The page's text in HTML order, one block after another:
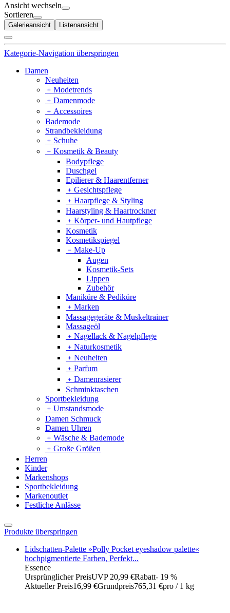
Ansicht wechseln
Sortieren
Galerieansicht Listenansicht
Kategorie-Navigation überspringen
Damen
Neuheiten
﹢ Modetrends
﹢ Damenmode
﹢ Accessoires
Bademode
Strandbekleidung
﹢ Schuhe
﹣ Kosmetik & Beauty
Bodypflege
Duschgel
Epilierer & Haarentferner
﹢ Gesichtspflege
﹢ Haarpflege & Styling
Haarstyling & Haartrockner
﹢ Körper- und Hautpflege
Kosmetik
Kosmetikspiegel
﹣ Make-Up
Augen
Kosmetik-Sets
Lippen
Zubehör
Maniküre & Pediküre
﹢ Marken
Massagegeräte & Muskeltrainer
Massageöl
﹢ Nagellack & Nagelpflege
﹢ Naturkosmetik
﹢ Neuheiten
﹢ Parfum
﹢ Damenrasierer
Schminktaschen
Sportbekleidung
﹢ Umstandsmode
Damen Schmuck
Damen Uhren
﹢ Wäsche & Bademode
﹢ Große Größen
Herren
Kinder
Markenshops
Sportbekleidung
Markenoutlet
Festliche Anlässe
Produkte überspringen
Lidschatten-Palette »Polly Pocket eyeshadow palette«
hochpigmentierte Farben, Perfekt...
Essence
Ursprünglicher PreisUVP 20,99 €Rabatt- 19 %
Aktueller Preis16,99 €Grundpreis765,31 €pro / 1 kg